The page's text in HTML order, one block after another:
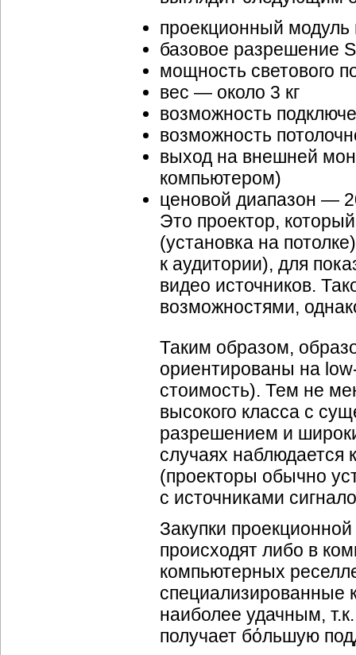
проекционный модуль
базовое разрешение
мощность светового
вес — около 3 кг
возможность
возможность
выход на внешней
компьютером)
ценовой диапазон —
Это проектор,
(установка на
к аудитории), для
видео источников.
возможностями,
Таким образом,
ориентированы на
стоимость). Тем не
высокого класса с
разрешением и
случаях наблюдается
(проекторы обычно
с источниками
Закупки
происходят либо в
компьютерных
специализированные
наиболее удачным,
получает бόльшую